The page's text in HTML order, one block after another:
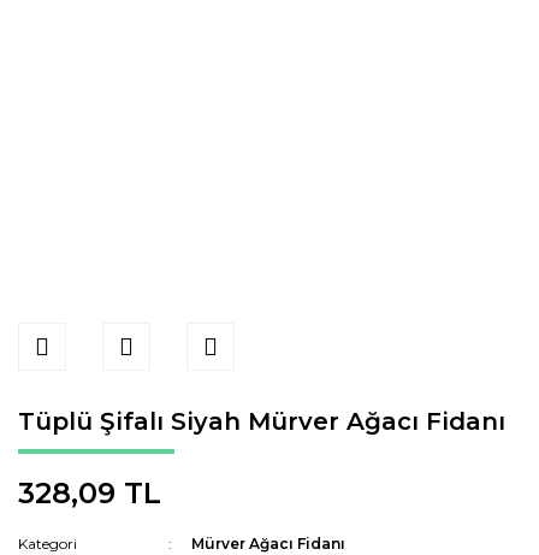
Tüplü Şifalı Siyah Mürver Ağacı Fidanı
328,09 TL
Kategori
Mürver Ağacı Fidanı